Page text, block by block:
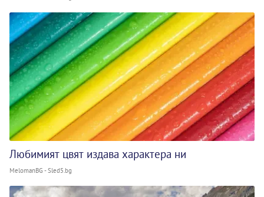
Любимият цвят издава характера ни
MelomanBG - Sled5.bg